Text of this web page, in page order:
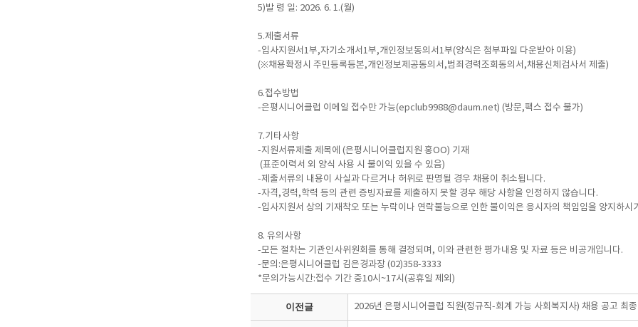
5)발 령 일: 2026. 6. 1.(월)
5.제출서류
-입사지원서1부,자기소개서1부,개인정보동의서1부(양식은 첨부파일 다운받아 이용)
(※채용확정시 주민등록등본,개인정보제공동의서,범죄경력조회동의서,채용신체검사서 제출)
6.접수방법
-은평시니어클럽 이메일 접수만 가능(epclub9988@daum.net) (방문,팩스 접수 불가)
7.기타사항
-지원서류제출 제목에 (은평시니어클럽지원 홍OO) 기재
(표준이력서 외 양식 사용 시 불이익 있을 수 있음)
-제출서류의 내용이 사실과 다르거나 허위로 판명될 경우 채용이 취소됩니다.
-자격,경력,학력 등의 관련 증빙자료를 제출하지 못할 경우 해당 사항을 인정하지 않습니다.
-입사지원서 상의 기재착오 또는 누락이나 연락불능으로 인한 불이익은 응시자의 책임임을 양지하시
8. 유의사항
-모든 절차는 기관인사위원회를 통해 결정되며, 이와 관련한 평가내용 및 자료 등은 비공개입니다.
-문의:은평시니어클럽 김은경과장 (02)358-3333
*문의가능시간:접수 기간 중10시~17시(공휴일 제외)
이전글 2026년 은평시니어클럽 직원(정규직-회계 가능 사회복지사) 채용 공고 최